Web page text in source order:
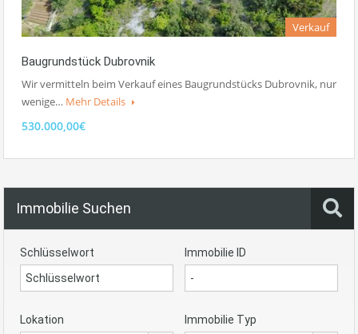
Verkauf
Baugrundstück Dubrovnik
Wir vermitteln beim Verkauf eines Baugrundstücks Dubrovnik, nur
wenige… Mehr Details
530.000,00€
Immobilie Suchen
Schlüsselwort Immobilie ID
Lokation Immobilie Typ